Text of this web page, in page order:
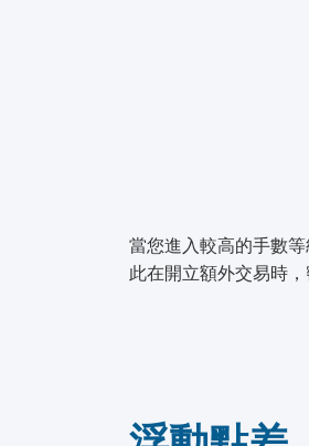
當您進入較高的手數
此在開立額外交易時